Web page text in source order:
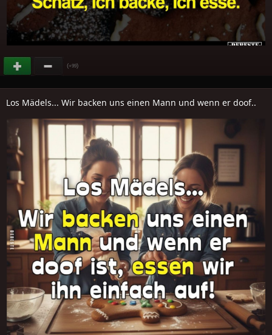
(+99)
Los Mädels... Wir backen uns einen Mann und wenn er doof..